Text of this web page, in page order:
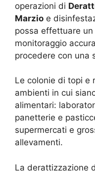
operazioni di
Marzio e
possa effettuare
monitoraggio
procedere con una
Le colonie di topi e
ambienti in cui
alimentari:
panetterie e
supermercati e
allevamenti.
La derattizzazione